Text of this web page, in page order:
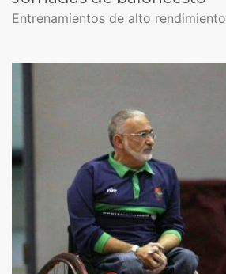
Entrenamientos de alto rendimiento